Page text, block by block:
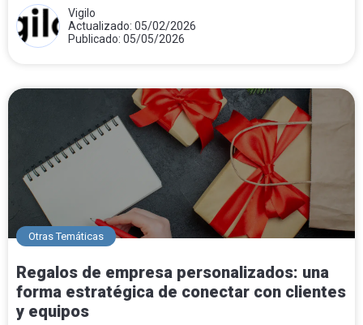
Vigilo
Actualizado: 05/02/2026
Publicado: 05/05/2026
Otras Temáticas
Regalos de empresa personalizados: una
forma estratégica de conectar con clientes
y equipos